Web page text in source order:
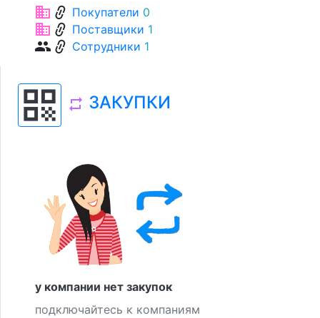
businesslink Покупатели 0
businesslink Поставщики 1
grouplink Сотрудники 1
qr_code repeat ЗАКУПКИ
у компании нет закупок
подключайтесь к компаниям